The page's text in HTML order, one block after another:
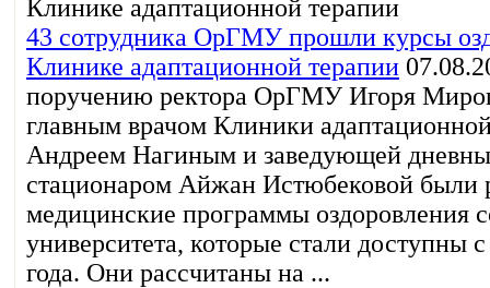
43 сотрудника ОрГМУ прошли курсы
Клинике адаптационной терапии
поручению ректора ОрГМУ Игоря
главным врачом Клиники
Андреем Нагиным и заведующей
стационаром Айжан Истюбековой были
медицинские программы оздоровления
университета, которые стали доступны
года. Они рассчитаны на ...